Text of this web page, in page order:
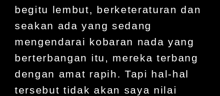
begitu lembut, berketeraturan dan
seakan ada yang sedang
mengendarai kobaran nada yang
berterbangan itu, mereka terbang
dengan amat rapih. Tapi hal-hal
tersebut tidak akan saya nilai